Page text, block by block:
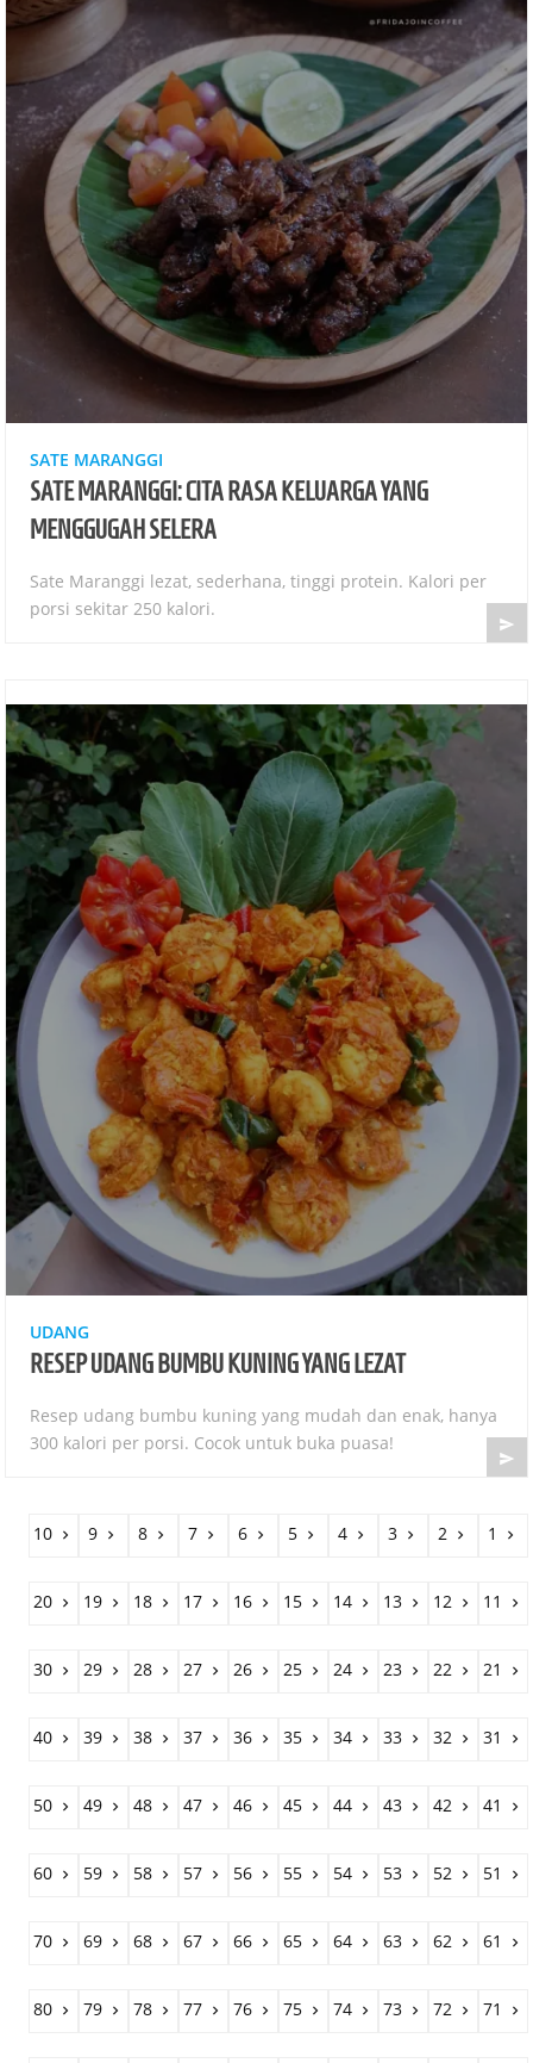
SATE MARANGGI
SATE MARANGGI: CITA RASA KELUARGA YANG
MENGGUGAH SELERA
Sate Maranggi lezat, sederhana, tinggi protein. Kalori per
porsi sekitar 250 kalori.

UDANG
RESEP UDANG BUMBU KUNING YANG LEZAT
Resep udang bumbu kuning yang mudah dan enak, hanya
300 kalori per porsi. Cocok untuk buka puasa!

1 
2 
3 
4 
5 
6 
7 
8 
9 
10 
11 
12 
13 
14 
15 
16 
17 
18 
19 
20 
21 
22 
23 
24 
25 
26 
27 
28 
29 
30 
31 
32 
33 
34 
35 
36 
37 
38 
39 
40 
41 
42 
43 
44 
45 
46 
47 
48 
49 
50 
51 
52 
53 
54 
55 
56 
57 
58 
59 
60 
61 
62 
63 
64 
65 
66 
67 
68 
69 
70 
71 
72 
73 
74 
75 
76 
77 
78 
79 
80 